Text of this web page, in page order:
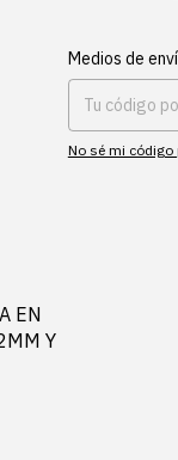
Entregas para el
Medios de
No sé mi código
EN
Y